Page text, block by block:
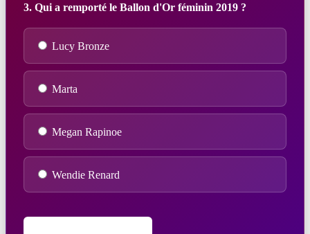
3. Qui a remporté le Ballon d'Or féminin 2019 ?
Lucy Bronze
Marta
Megan Rapinoe
Wendie Renard